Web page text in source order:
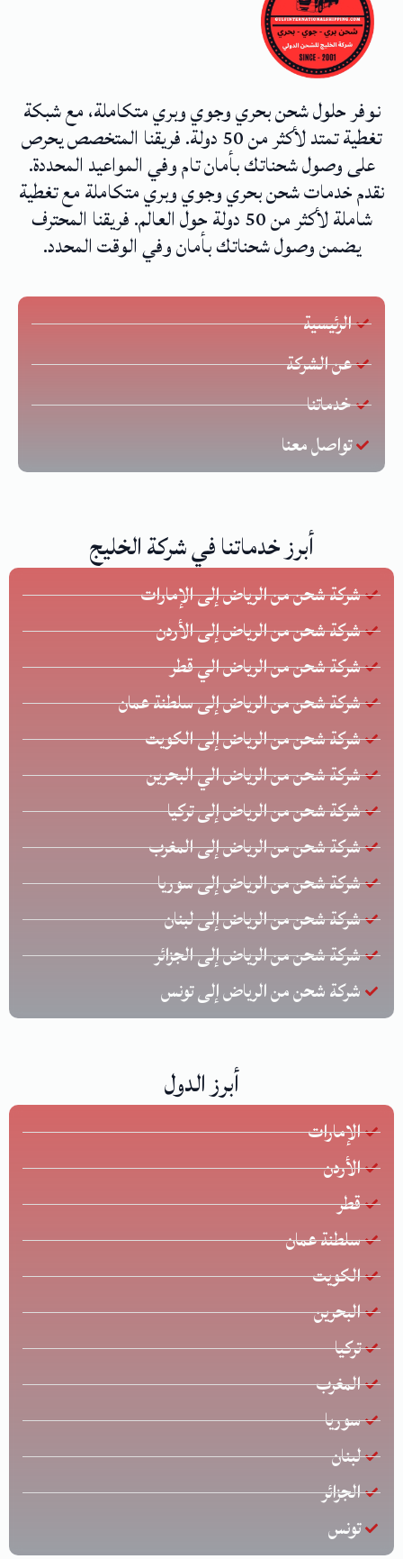
نوفر حلول شحن بحري وجوي وبري متكاملة، مع شبكة
تغطية تمتد لأكثر من 50 دولة. فريقنا المتخصص يحرص
على وصول شحناتك بأمان تام وفي المواعيد المحددة.
نقدم خدمات شحن بحري وجوي وبري متكاملة مع تغطية
شاملة لأكثر من 50 دولة حول العالم. فريقنا المحترف
يضمن وصول شحناتك بأمان وفي الوقت المحدد.
الرئيسية
عن الشركة
خدماتنا
تواصل معنا
أبرز خدماتنا في شركة الخليج
شركة شحن من الرياض إلى الإمارات
شركة شحن من الرياض إلى الأردن
شركة شحن من الرياض الي قطر
شركة شحن من الرياض إلى سلطنة عمان
شركة شحن من الرياض إلى الكويت
شركة شحن من الرياض الي البحرين
شركة شحن من الرياض إلى تركيا
شركة شحن من الرياض إلى المغرب
شركة شحن من الرياض إلى سوريا
شركة شحن من الرياض إلى لبنان
شركة شحن من الرياض إلى الجزائر
شركة شحن من الرياض إلى تونس
أبرز الدول
الإمارات
الأردن
قطر
سلطنة عمان
الكويت
البحرين
تركيا
المغرب
سوريا
لبنان
الجزائر
تونس